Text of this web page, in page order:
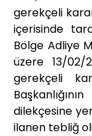
gerekçeli
içerisinde
Bölge Adliye
üzere 13/
gerekçeli
dilekçesine
ilanen tebliğ